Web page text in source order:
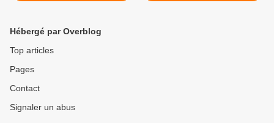
Hébergé par Overblog
Top articles
Pages
Contact
Signaler un abus